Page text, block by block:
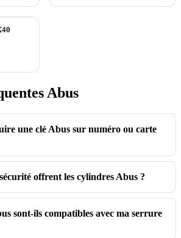
Abus
une clé Abus sur numéro ou carte
offrent les cylindres Abus ?
sont‑ils compatibles avec ma serrure